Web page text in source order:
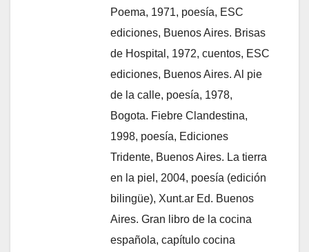
Poema, 1971, poesía, ESC
ediciones, Buenos Aires. Brisas
de Hospital, 1972, cuentos, ESC
ediciones, Buenos Aires. Al pie
de la calle, poesía, 1978,
Bogota. Fiebre Clandestina,
1998, poesía, Ediciones
Tridente, Buenos Aires. La tierra
en la piel, 2004, poesía (edición
bilingüe), Xunt.ar Ed. Buenos
Aires. Gran libro de la cocina
española, capítulo cocina